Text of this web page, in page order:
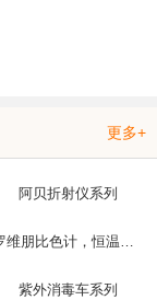
更多+
阿贝折射仪系列
罗维朋比色计，恒温槽，光泽度仪
紫外消毒车系列